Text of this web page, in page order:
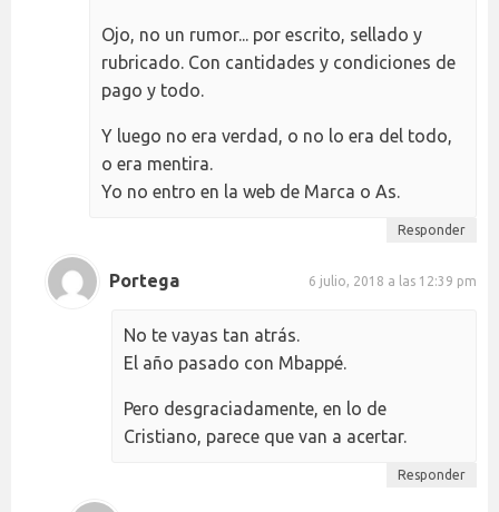
Ojo, no un rumor... por escrito, sellado y
rubricado. Con cantidades y condiciones de
pago y todo.
Y luego no era verdad, o no lo era del todo,
o era mentira.
Yo no entro en la web de Marca o As.
Responder
Portega 6 julio, 2018 a las 12:39 pm
No te vayas tan atrás.
El año pasado con Mbappé.
Pero desgraciadamente, en lo de
Cristiano, parece que van a acertar.
Responder